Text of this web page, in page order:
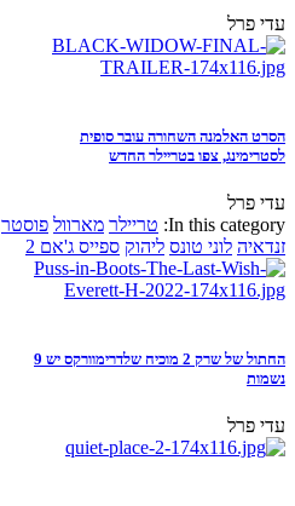
עדי פרל
הסרט האלמנה השחורה עובר סופית
לסטרימינג, צפו בטריילר החדש
עדי פרל
In this category: טריילר מארוול פוסטר
זנדאיה לוני טונס ליהוק ספייס ג'אם 2
החתול של שרק 2 מוכיח שלדרימוורקס יש 9
נשמות
עדי פרל